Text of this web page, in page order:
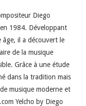
Diego
1984. Développant
il a découvert le
de la musique
Grâce à une étude
dans la tradition mais
musique moderne et
Yelcho by Diego